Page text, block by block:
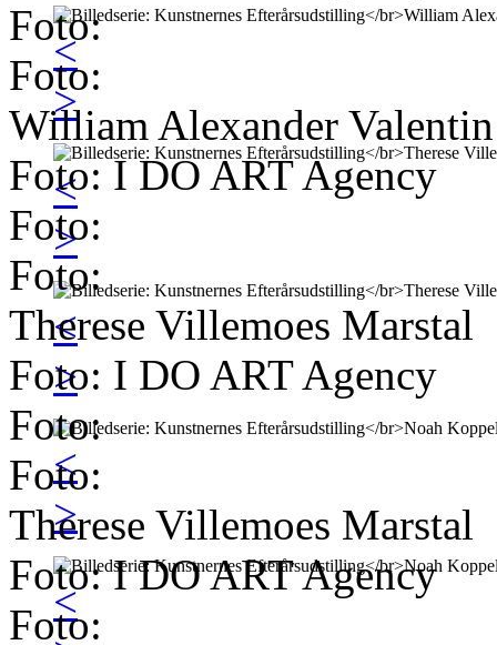
<
>
<
>
<
>
<
>
<
Foto:
Foto:
William Alexander Valentin
Foto: I DO ART Agency
Foto:
Foto:
Therese Villemoes Marstal
Foto: I DO ART Agency
Foto:
Foto:
Therese Villemoes Marstal
Foto: I DO ART Agency
Foto: